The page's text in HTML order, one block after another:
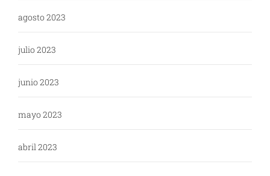
agosto 2023
julio 2023
junio 2023
mayo 2023
abril 2023